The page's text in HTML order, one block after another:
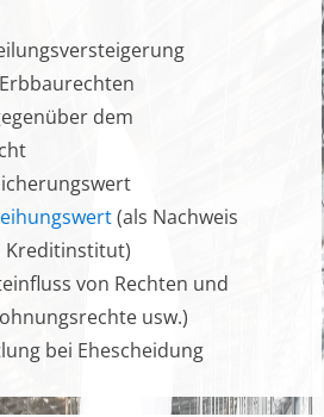
dem
(als Nachweis
Kreditinstitut)
von Rechten und
usw.)
bei Ehescheidung